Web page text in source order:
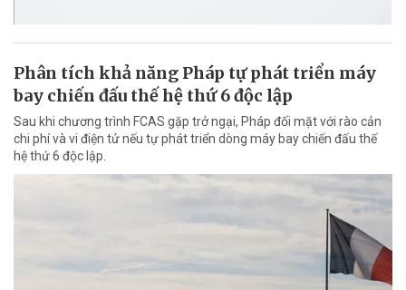
Phân tích khả năng Pháp tự phát triển máy
bay chiến đấu thế hệ thứ 6 độc lập
Sau khi chương trình FCAS gặp trở ngại, Pháp đối mặt với rào cản
chi phí và vi điện tử nếu tự phát triển dòng máy bay chiến đấu thế
hệ thứ 6 độc lập.